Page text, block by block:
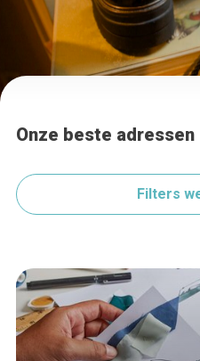
Onze beste adressen
Filters